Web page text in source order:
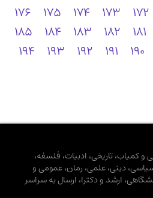
172
173
174
175
176
181
182
183
184
185
190
191
192
193
194
و کمیاب، تاریخی، ادبیات، فلسفه،
دینی، علمی، رمان، عمومی و
ارشد و دکترا، ارسال به سراسر